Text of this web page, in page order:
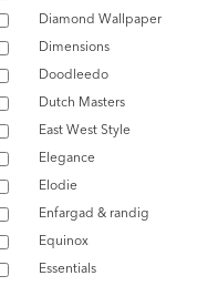
Diamond Wallpaper
Dimensions
Doodleedo
Dutch Masters
East West Style
Elegance
Elodie
Enfargad & randig
Equinox
Essentials